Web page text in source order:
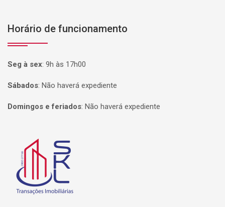
Horário de funcionamento
Seg à sex: 9h às 17h00
Sábados: Não haverá expediente
Domingos e feriados: Não haverá expediente
Página inicial